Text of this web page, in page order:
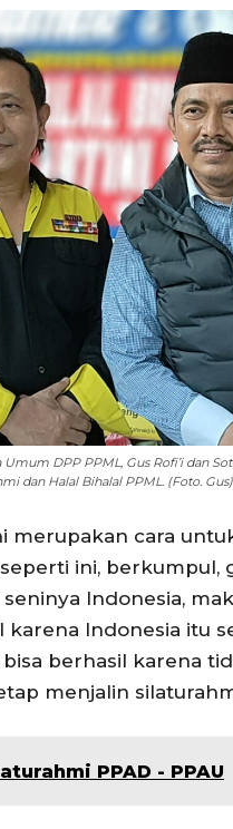
Umum DPP PPML, Gus Rofi’i dan
dan Halal Bihalal PPML. (Foto. Gus)
merupakan cara
ini, berkumpul,
Indonesia,
karena Indonesia itu
berhasil karena
menjalin
PPAD - PPAU